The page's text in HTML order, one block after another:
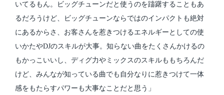
いてるもん。ビッグチューンだと使うのを躊躇することもあ
るだろうけど、ビッグチューンならではのインパクトも絶対
にあるからさ、お客さんを惹きつけるエネルギーとしての使
いかたやDJのスキルが大事。知らない曲をたくさんかけるの
もかっこいいし、ディグ力やミックスのスキルももちろんだ
けど、みんなが知っている曲でも自分なりに惹きつけて一体
感をもたらすパワーも大事なことだと思う」